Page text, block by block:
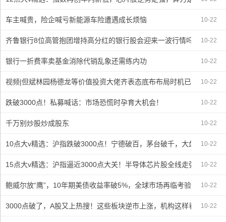
车主喊贵，险企喊亏新能源车险遭遇成长烦恼 10-22
齐鲁银行8位高管抱团增持高分红的银行股会迎来一波行情吗？ 10-22
银行一折费率卖基金消除代销乱象还需练内功 10-22
视频|但斌林园杨德龙等价值投资大佬齐表态底布布局时机已到 10-22
跌破3000点！私募喊话：市场恐慌时孕育大机会！ 10-22
千万别炒股炒成股东 10-22
10点大v精选：沪指跌破3000点！宁德破百，茅台破千，大盘见底，
10-22
15点大v精选：沪指逼近3000点大关！半导体芯片股全线走强，券商
大盘才能做好
10-22
鲍威尔放“鹰”，10年期美债收益率破5%，全球市场再临考验！ 10-22
3000点破了，A股又上热搜！这些板块逆市上涨，机构这样看 10-22